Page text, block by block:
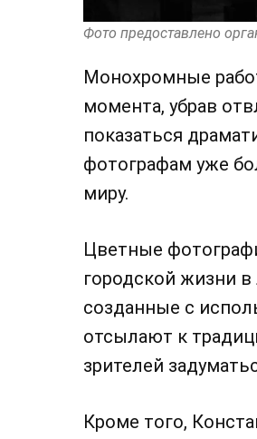
Фото предоставлено
Монохромные
момента, убрав
показаться
фотографам уже
миру.
Цветные
городской жизни
созданные с
отсылают к
зрителей
Кроме того,